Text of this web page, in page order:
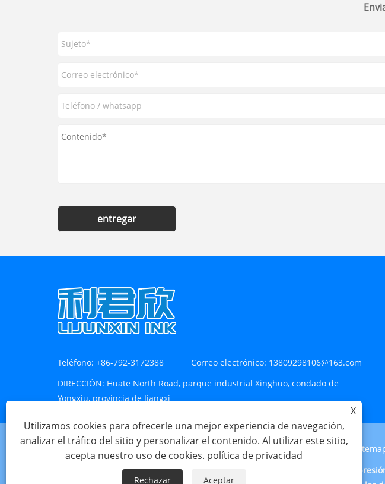
entregar
Teléfono: +86-792-3172388 Correo electrónico: 13809298106@163.com
DIRECCIÓN: Huate North Road, parque industrial Xinghuo, condado de
Yongxiu, provincia de Jiangxi
Links
Copyright © 2023 Jiangxi Lijunxin Technology Co., Ltd. - Tinta de
X
Utilizamos cookies para ofrecerle una mejor experiencia de navegación,
analizar el tráfico del sitio y personalizar el contenido. Al utilizar este sitio,
acepta nuestro uso de cookies. política de privacidad
Rechazar Aceptar